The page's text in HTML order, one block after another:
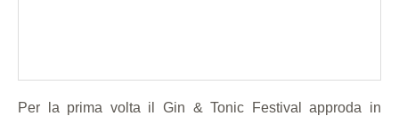
Per la prima volta il Gin & Tonic Festival approda in